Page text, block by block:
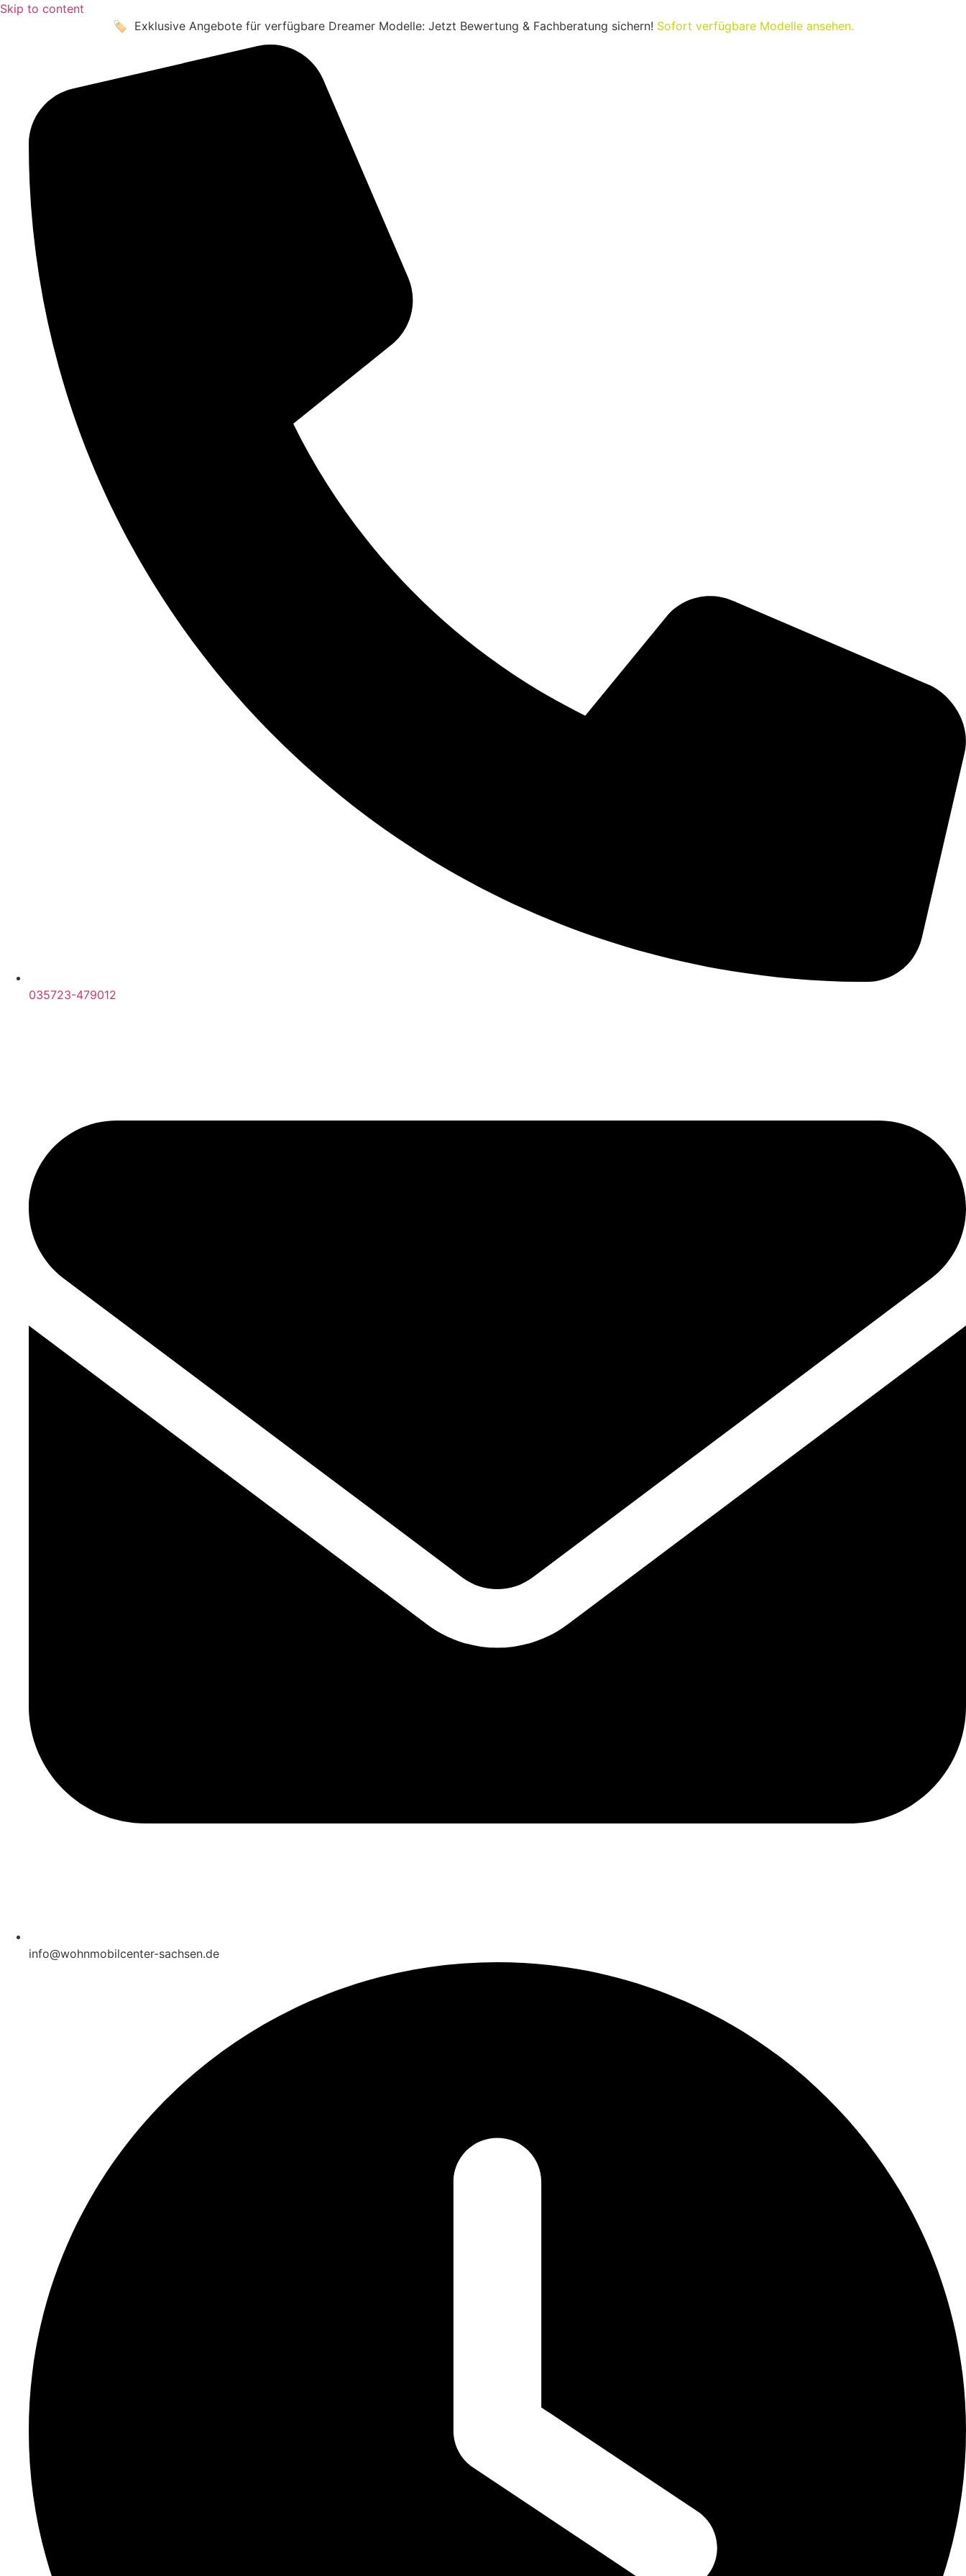
Skip to content
🏷️ Exklusive Angebote für verfügbare Dreamer Modelle: Jetzt Bewertung & Fachberatung sichern! Sofort verfügbare Modelle ansehen.
035723-479012
info@wohnmobilcenter-sachsen.de